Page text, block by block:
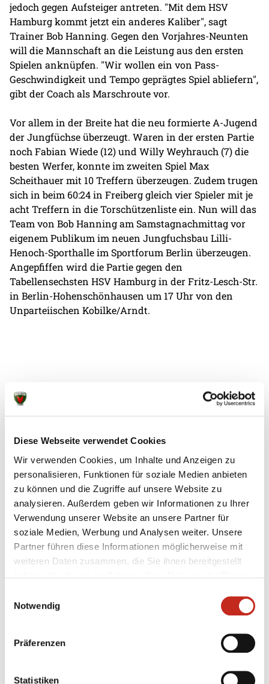
Diese Webseite verwendet Cookies
Wir verwenden Cookies, um Inhalte und Anzeigen zu
personalisieren, Funktionen für soziale Medien anbieten
zu können und die Zugriffe auf unsere Website zu
analysieren. Außerdem geben wir Informationen zu Ihrer
Verwendung unserer Website an unsere Partner für
soziale Medien, Werbung und Analysen weiter. Unsere
Partner führen diese Informationen möglicherweise mit
weiteren Daten zusammen, die Sie ihnen bereitgestellt
Notwendig
Präferenzen
Statistiken
jedoch gegen Aufsteiger antreten. "Mit dem HSV
Hamburg kommt jetzt ein anderes Kaliber", sagt
Trainer Bob Hanning. Gegen den Vorjahres-Neunten
will die Mannschaft an die Leistung aus den ersten
Spielen anknüpfen. "Wir wollen ein von Pass-
Geschwindigkeit und Tempo geprägtes Spiel abliefern",
gibt der Coach als Marschroute vor.
Vor allem in der Breite hat die neu formierte A-Jugend
der Jungfüchse überzeugt. Waren in der ersten Partie
noch Fabian Wiede (12) und Willy Weyhrauch (7) die
besten Werfer, konnte im zweiten Spiel Max
Scheithauer mit 10 Treffern überzeugen. Zudem trugen
sich in beim 60:24 in Freiberg gleich vier Spieler mit je
acht Treffern in die Torschützenliste ein. Nun will das
Team von Bob Hanning am Samstagnachmittag vor
eigenem Publikum im neuen Jungfuchsbau Lilli-
Henoch-Sporthalle im Sportforum Berlin überzeugen.
Angepfiffen wird die Partie gegen den
Tabellensechsten HSV Hamburg in der Fritz-Lesch-Str.
in Berlin-Hohenschönhausen um 17 Uhr von den
Unparteiischen Kobilke/Arndt.
Weitere News
07.08.2026 | Information | pst
Testspiel mit Champions-League-
Feeling
Zum zweiten Mal in dieser Woche haben die Füchse
Berlin gegen Aalborg Håndbold getestet, das
ebenfalls wieder in der Königsklasse vertreten ist.
Deutsche Pokalsieger an diesem Freitagabend
erneut keinen Sieg einfahren, jedoch wertvolle